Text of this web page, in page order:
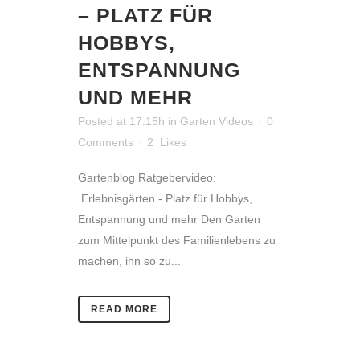
– PLATZ FÜR
HOBBYS,
ENTSPANNUNG
UND MEHR
Posted at 17:15h in Garten Videos
0
Comments
2 Likes
Gartenblog Ratgebervideo:
Erlebnisgärten - Platz für Hobbys,
Entspannung und mehr Den Garten
zum Mittelpunkt des Familienlebens zu
machen, ihn so zu...
READ MORE